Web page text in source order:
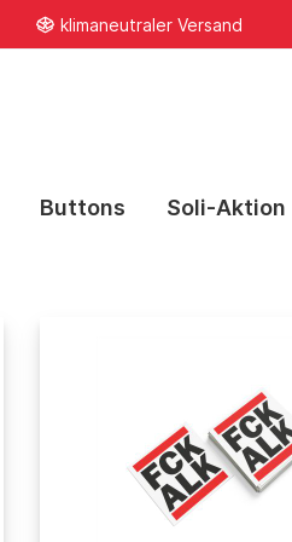
klimaneutraler Versand
Buttons Soli-Aktion